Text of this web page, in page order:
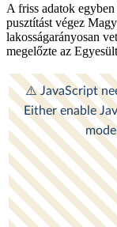
A friss adatok
pusztítást végez
lakosságarányosan
megelőzte az